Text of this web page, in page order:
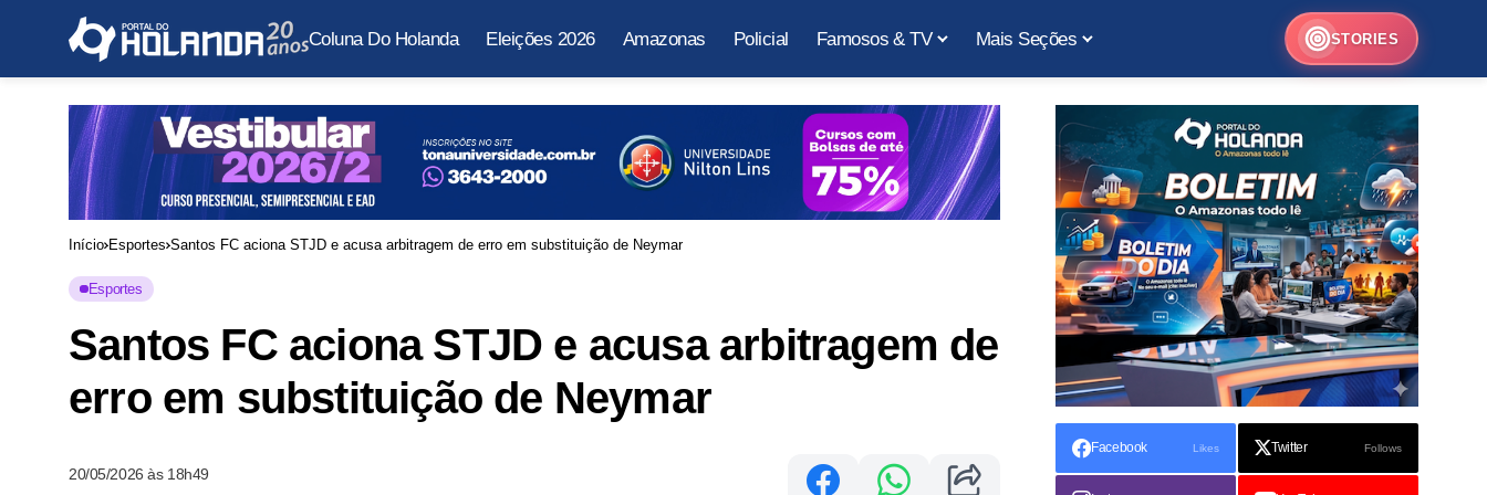
Coluna Do Holanda Eleições 2026 Amazonas Policial Famosos & TV Mais Seções STORIES
Início Esportes Santos FC aciona STJD e acusa arbitragem de erro em substituição de Neymar
Esportes
Santos FC aciona STJD e acusa arbitragem de
erro em substituição de Neymar
20/05/2026 às 18h49
Facebook Likes Twitter Follows